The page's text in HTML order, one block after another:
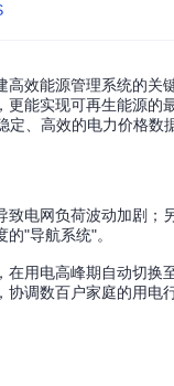
效能源管理系统的
能实现可再生能源
、高效的电力价格数
电网负荷波动加剧
"导航系统"。
用电高峰期自动切
调数百户家庭的用电